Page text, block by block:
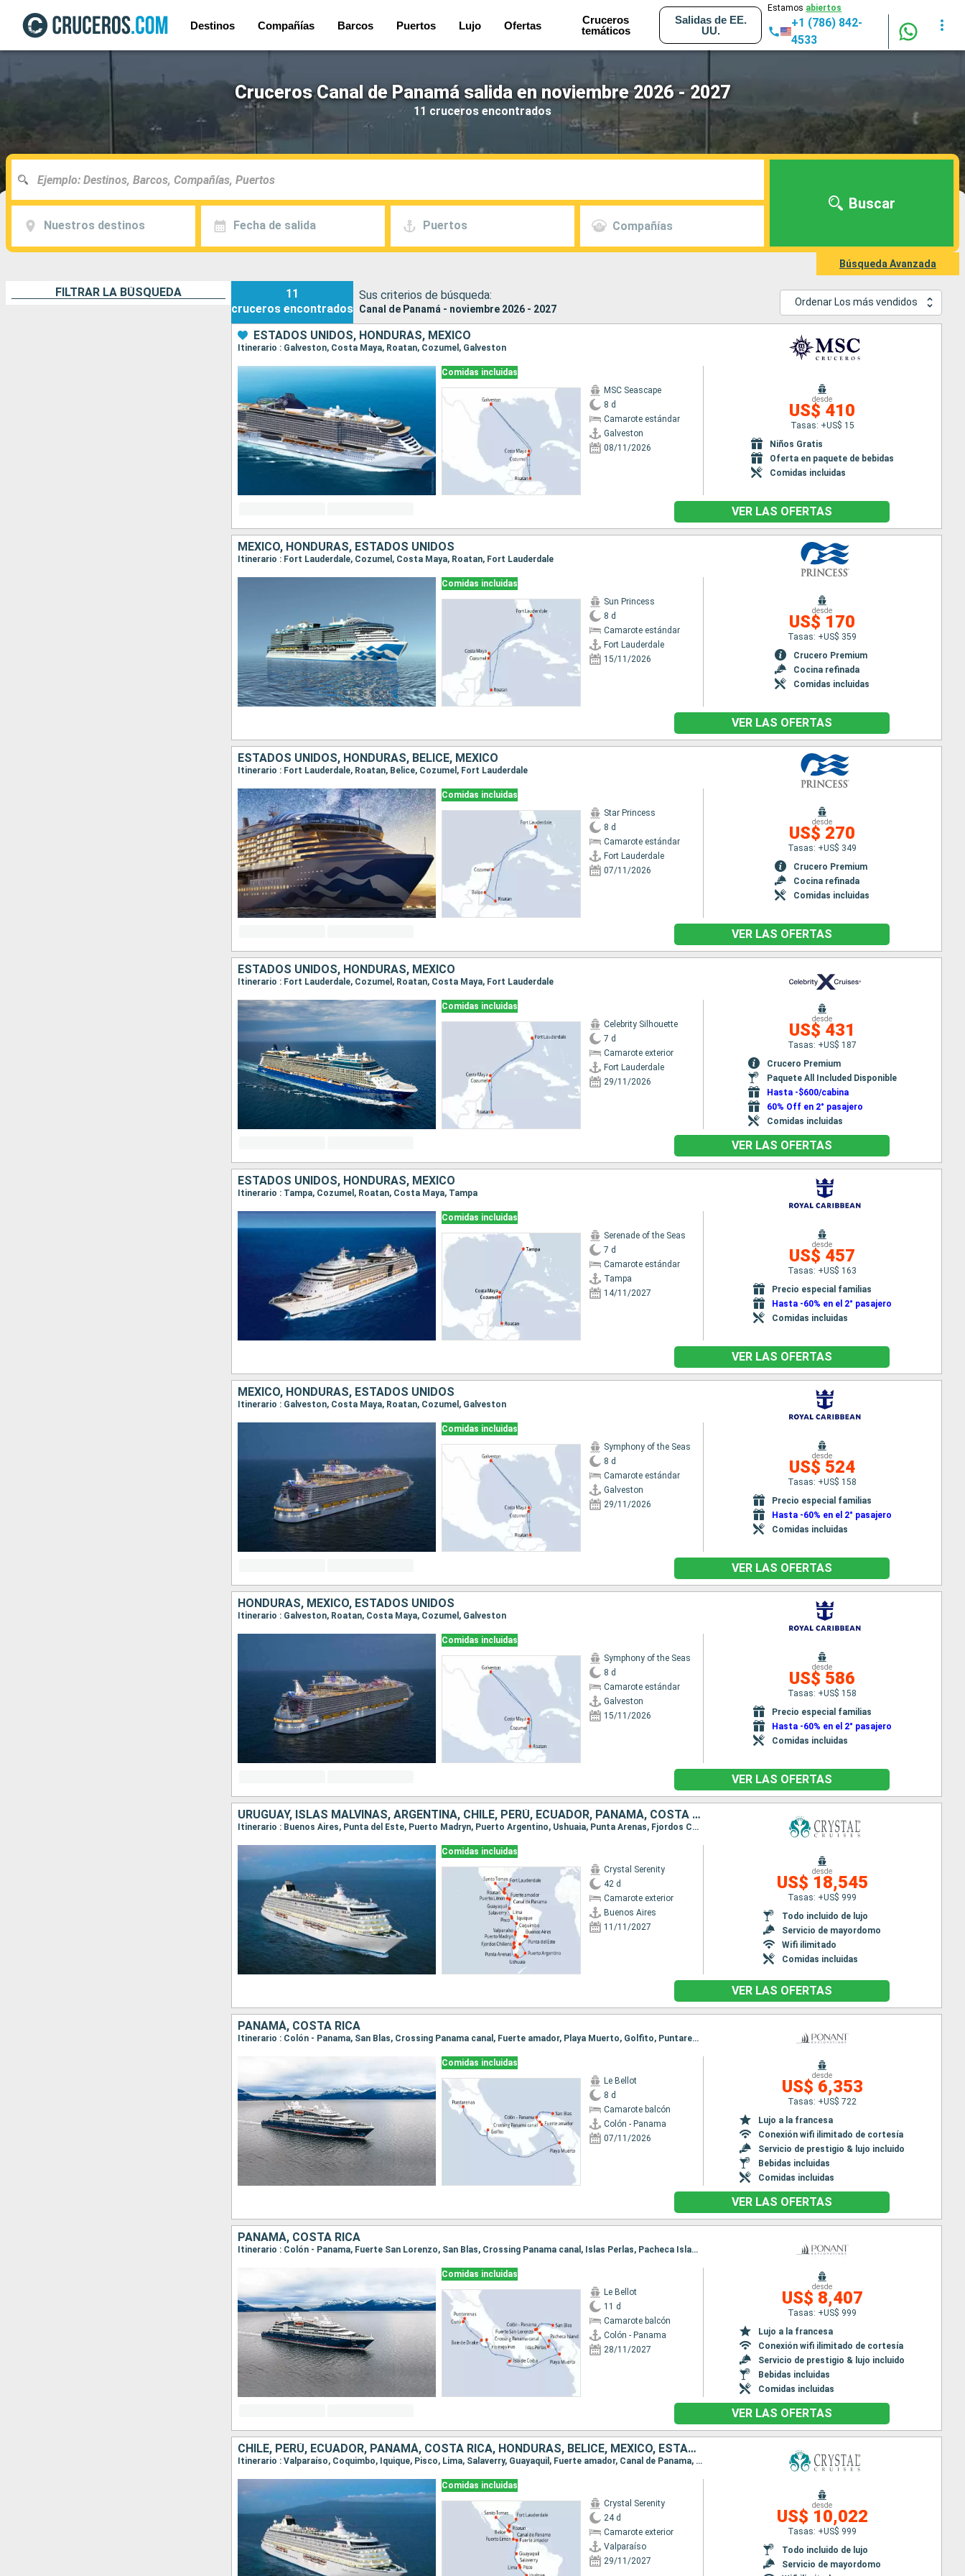
Destinos Compañías Barcos Puertos Lujo Ofertas
Cruceros
temáticos
Salidas de EE.
UU.
Estamos abiertos
+1 (786) 842-
4533
Cruceros Canal de Panamá salida en noviembre 2026 - 2027
11 cruceros encontrados
Nuestros destinos Fecha de salida Puertos Compañías
Buscar
Búsqueda Avanzada
FILTRAR LA BÚSQUEDA
11
cruceros encontrados
Sus criterios de búsqueda:
Canal de Panamá - noviembre 2026 - 2027
Ordenar Los más vendidos
ESTADOS UNIDOS, HONDURAS, MÉXICO
Itinerario : Galveston, Costa Maya, Roatan, Cozumel, Galveston
Comidas incluidas
MSC Seascape
8 d
Camarote estándar
Galveston
08/11/2026
desde
US$ 410
Tasas: +US$ 15
Niños Gratis
Oferta en paquete de bebidas
Comidas incluidas
VER LAS OFERTAS
MÉXICO, HONDURAS, ESTADOS UNIDOS
Itinerario : Fort Lauderdale, Cozumel, Costa Maya, Roatan, Fort Lauderdale
Comidas incluidas
Sun Princess
8 d
Camarote estándar
Fort Lauderdale
15/11/2026
desde
US$ 170
Tasas: +US$ 359
Crucero Premium
Cocina refinada
Comidas incluidas
VER LAS OFERTAS
ESTADOS UNIDOS, HONDURAS, BELICE, MÉXICO
Itinerario : Fort Lauderdale, Roatan, Belice, Cozumel, Fort Lauderdale
Comidas incluidas
Star Princess
8 d
Camarote estándar
Fort Lauderdale
07/11/2026
desde
US$ 270
Tasas: +US$ 349
Crucero Premium
Cocina refinada
Comidas incluidas
VER LAS OFERTAS
ESTADOS UNIDOS, HONDURAS, MÉXICO
Itinerario : Fort Lauderdale, Cozumel, Roatan, Costa Maya, Fort Lauderdale
Comidas incluidas
Celebrity Silhouette
7 d
Camarote exterior
Fort Lauderdale
29/11/2026
desde
US$ 431
Tasas: +US$ 187
Crucero Premium
Paquete All Included Disponible
Hasta -$600/cabina
60% Off en 2° pasajero
Comidas incluidas
VER LAS OFERTAS
ESTADOS UNIDOS, HONDURAS, MÉXICO
Itinerario : Tampa, Cozumel, Roatan, Costa Maya, Tampa
Comidas incluidas
Serenade of the Seas
7 d
Camarote estándar
Tampa
14/11/2027
desde
US$ 457
Tasas: +US$ 163
Precio especial familias
Hasta -60% en el 2° pasajero
Comidas incluidas
VER LAS OFERTAS
MÉXICO, HONDURAS, ESTADOS UNIDOS
Itinerario : Galveston, Costa Maya, Roatan, Cozumel, Galveston
Comidas incluidas
Symphony of the Seas
8 d
Camarote estándar
Galveston
29/11/2026
desde
US$ 524
Tasas: +US$ 158
Precio especial familias
Hasta -60% en el 2° pasajero
Comidas incluidas
VER LAS OFERTAS
HONDURAS, MÉXICO, ESTADOS UNIDOS
Itinerario : Galveston, Roatan, Costa Maya, Cozumel, Galveston
Comidas incluidas
Symphony of the Seas
8 d
Camarote estándar
Galveston
15/11/2026
desde
US$ 586
Tasas: +US$ 158
Precio especial familias
Hasta -60% en el 2° pasajero
Comidas incluidas
VER LAS OFERTAS
URUGUAY, ISLAS MALVINAS, ARGENTINA, CHILE, PERÚ, ECUADOR, PANAMÁ, COSTA RICA, HONDURAS, BELICE, MÉXICO, ESTADOS UNIDOS
Itinerario : Buenos Aires, Punta del Este, Puerto Madryn, Puerto Argentino, Ushuaia, Punta Arenas, Fjordos Chiliens, Laguna San Rafael, Puerto Chacabuco, Castro - Isla de Chili, Puerto Montt, Valparaíso, Coquimbo, Iquique, Pisco, Lima, Salaverry, Guayaquil, Fuerte amador, Canal de Panama, Puerto Limon, Roatan, Santo Tomas, Belice, Cozumel, Porto Progreso, Fort Lauderdale
Comidas incluidas
Crystal Serenity
42 d
Camarote exterior
Buenos Aires
11/11/2027
desde
US$ 18,545
Tasas: +US$ 999
Todo incluido de lujo
Servicio de mayordomo
Wifi ilimitado
Comidas incluidas
VER LAS OFERTAS
PANAMÁ, COSTA RICA
Itinerario : Colón - Panama, San Blas, Crossing Panama canal, Fuerte amador, Playa Muerto, Golfito, Puntarenas
Comidas incluidas
Le Bellot
8 d
Camarote balcón
Colón - Panama
07/11/2026
desde
US$ 6,353
Tasas: +US$ 722
Lujo a la francesa
Conexión wifi ilimitado de cortesía
Servicio de prestigio & lujo incluido
Bebidas incluidas
Comidas incluidas
VER LAS OFERTAS
PANAMÁ, COSTA RICA
Itinerario : Colón - Panama, Fuerte San Lorenzo, San Blas, Crossing Panama canal, Islas Perlas, Pacheca Island, Playa Muerto, Isla de Coiba, rio esquinas, Baie de Drake, Curú, Puntarenas
Comidas incluidas
Le Bellot
11 d
Camarote balcón
Colón - Panama
28/11/2027
desde
US$ 8,407
Tasas: +US$ 999
Lujo a la francesa
Conexión wifi ilimitado de cortesía
Servicio de prestigio & lujo incluido
Bebidas incluidas
Comidas incluidas
VER LAS OFERTAS
CHILE, PERÚ, ECUADOR, PANAMÁ, COSTA RICA, HONDURAS, BELICE, MÉXICO, ESTADOS UNIDOS
Itinerario : Valparaíso, Coquimbo, Iquique, Pisco, Lima, Salaverry, Guayaquil, Fuerte amador, Canal de Panama, Puerto Limon, Roatan, Santo Tomas, Belice, Cozumel, Porto Progreso, Fort Lauderdale
Comidas incluidas
Crystal Serenity
24 d
Camarote exterior
Valparaíso
29/11/2027
desde
US$ 10,022
Tasas: +US$ 999
Todo incluido de lujo
Servicio de mayordomo